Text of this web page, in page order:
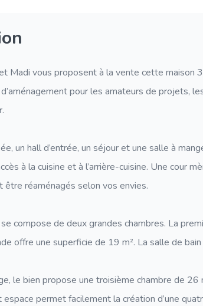
Madi vous proposent à la vente cette maison
pour les amateurs de projets,
un hall d’entrée, un séjour et une salle à
à la cuisine et à l’arrière-cuisine. Une cour
être réaménagés selon vos envies.
compose de deux grandes chambres. La
offre une superficie de 19 m². La salle de
le bien propose une troisième chambre de 26
permet facilement la création d’une